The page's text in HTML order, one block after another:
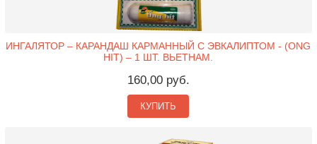
ИНГАЛЯТОР – КАРАНДАШ КАРМАННЫЙ С ЭВКАЛИПТОМ - (ONG
HIT) – 1 ШТ. ВЬЕТНАМ.
160,00 руб.
КУПИТЬ